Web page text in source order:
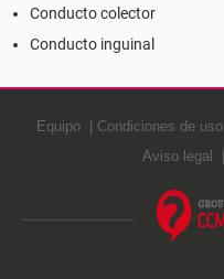
Conducto colector
Conducto inguinal
Equipo Condiciones de uso
Aviso legal